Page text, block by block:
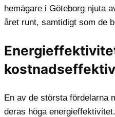
hemägare i Göteborg njuta
året runt, samtidigt som de
En av de största fördelarna
deras höga